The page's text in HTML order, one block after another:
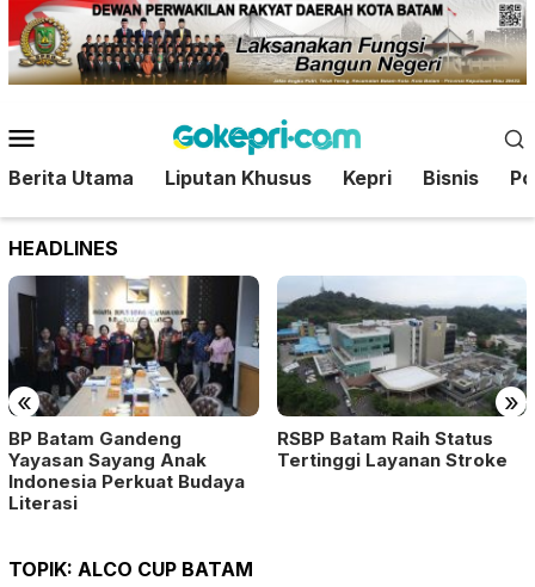
Loncat
ke
konten
Mobile
Berita Utama Liputan Khusus Kepri Bisnis
HEADLINES
« »
BP Batam Gandeng
Yayasan Sayang Anak
Indonesia Perkuat Budaya
Literasi
RSBP Batam Raih Status
Tertinggi Layanan Stroke
TOPIK: ALCO CUP BATAM